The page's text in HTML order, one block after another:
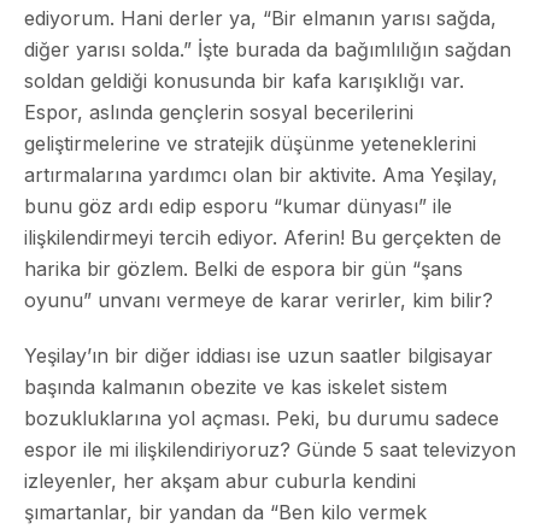
ediyorum. Hani derler ya, “Bir elmanın yarısı sağda,
diğer yarısı solda.” İşte burada da bağımlılığın sağdan
soldan geldiği konusunda bir kafa karışıklığı var.
Espor, aslında gençlerin sosyal becerilerini
geliştirmelerine ve stratejik düşünme yeteneklerini
artırmalarına yardımcı olan bir aktivite. Ama Yeşilay,
bunu göz ardı edip esporu “kumar dünyası” ile
ilişkilendirmeyi tercih ediyor. Aferin! Bu gerçekten de
harika bir gözlem. Belki de espora bir gün “şans
oyunu” unvanı vermeye de karar verirler, kim bilir?
Yeşilay’ın bir diğer iddiası ise uzun saatler bilgisayar
başında kalmanın obezite ve kas iskelet sistem
bozukluklarına yol açması. Peki, bu durumu sadece
espor ile mi ilişkilendiriyoruz? Günde 5 saat televizyon
izleyenler, her akşam abur cuburla kendini
şımartanlar, bir yandan da “Ben kilo vermek